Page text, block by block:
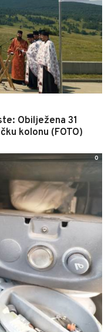
Obilježena 31
kolonu (FOTO)
0